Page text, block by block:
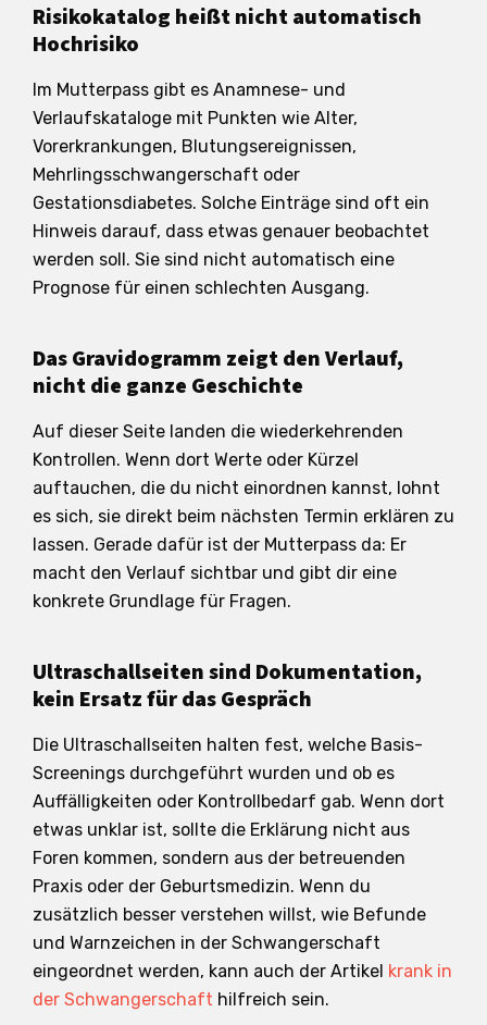
Risikokatalog heißt nicht automatisch
Hochrisiko
Im Mutterpass gibt es Anamnese- und
Verlaufskataloge mit Punkten wie Alter,
Vorerkrankungen, Blutungsereignissen,
Mehrlingsschwangerschaft oder
Gestationsdiabetes. Solche Einträge sind oft ein
Hinweis darauf, dass etwas genauer beobachtet
werden soll. Sie sind nicht automatisch eine
Prognose für einen schlechten Ausgang.
Das Gravidogramm zeigt den Verlauf,
nicht die ganze Geschichte
Auf dieser Seite landen die wiederkehrenden
Kontrollen. Wenn dort Werte oder Kürzel
auftauchen, die du nicht einordnen kannst, lohnt
es sich, sie direkt beim nächsten Termin erklären zu
lassen. Gerade dafür ist der Mutterpass da: Er
macht den Verlauf sichtbar und gibt dir eine
konkrete Grundlage für Fragen.
Ultraschallseiten sind Dokumentation,
kein Ersatz für das Gespräch
Die Ultraschallseiten halten fest, welche Basis-
Screenings durchgeführt wurden und ob es
Auffälligkeiten oder Kontrollbedarf gab. Wenn dort
etwas unklar ist, sollte die Erklärung nicht aus
Foren kommen, sondern aus der betreuenden
Praxis oder der Geburtsmedizin. Wenn du
zusätzlich besser verstehen willst, wie Befunde
und Warnzeichen in der Schwangerschaft
eingeordnet werden, kann auch der Artikel krank in
der Schwangerschaft hilfreich sein.